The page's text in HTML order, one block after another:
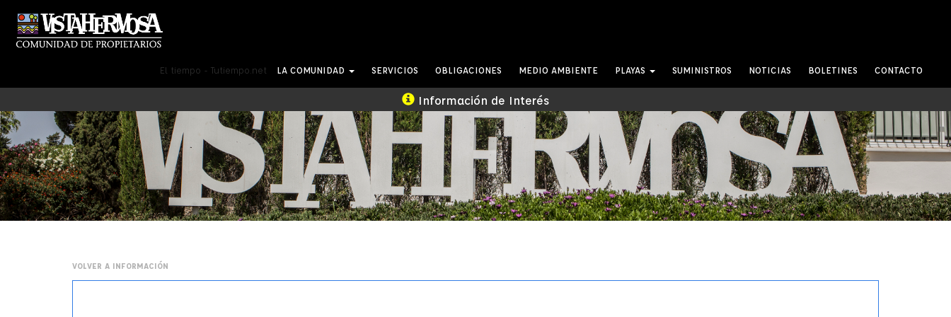
El tiempo - Tutiempo.net LA COMUNIDAD SERVICIOS OBLIGACIONES MEDIO AMBIENTE PLAYAS SUMINISTROS NOTICIAS BOLETINES CONTACTO
Información de Interés
VOLVER A INFORMACIÓN